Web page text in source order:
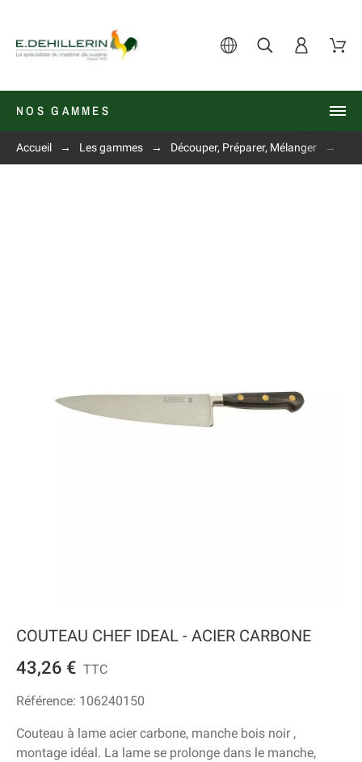
NOS GAMMES
Accueil Les gammes Découper, Préparer, Mélanger
COUTEAU CHEF IDEAL - ACIER CARBONE
43,26 € TTC
Référence: 106240150
Couteau à lame acier carbone, manche bois noir ,
montage idéal. La lame se prolonge dans le manche,